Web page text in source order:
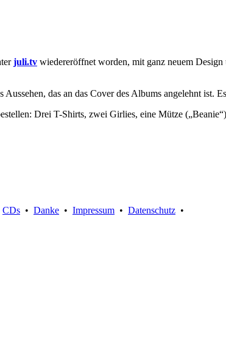
juli.tv wiedereröffnet worden, mit ganz neuem
Aussehen, das an das Cover des Albums angelehnt ist.
Drei T-Shirts, zwei Girlies, eine Mütze
CDs • Danke • Impressum • Datenschutz •